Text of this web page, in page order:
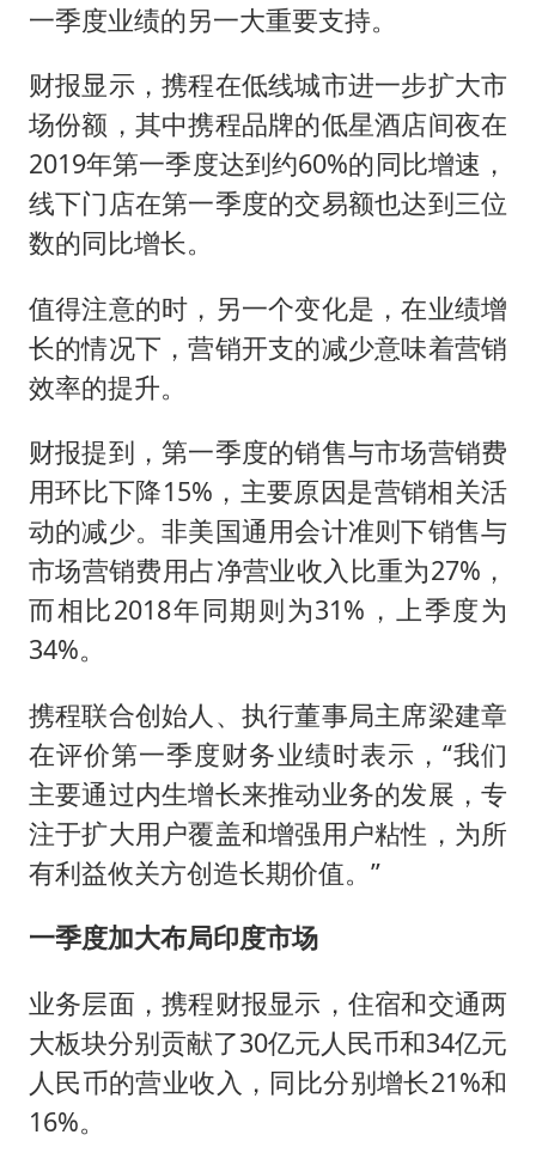
一季度业绩的另一大重要支持。
财报显示，携程在低线城市进一步扩大市
场份额，其中携程品牌的低星酒店间夜在
2019年第一季度达到约60%的同比增速，
线下门店在第一季度的交易额也达到三位
数的同比增长。
值得注意的时，另一个变化是，在业绩增
长的情况下，营销开支的减少意味着营销
效率的提升。
财报提到，第一季度的销售与市场营销费
用环比下降15%，主要原因是营销相关活
动的减少。非美国通用会计准则下销售与
市场营销费用占净营业收入比重为27%，
而相比2018年同期则为31%，上季度为
34%。
携程联合创始人、执行董事局主席梁建章
在评价第一季度财务业绩时表示，“我们
主要通过内生增长来推动业务的发展，专
注于扩大用户覆盖和增强用户粘性，为所
有利益攸关方创造长期价值。”
一季度加大布局印度市场
业务层面，携程财报显示，住宿和交通两
大板块分别贡献了30亿元人民币和34亿元
人民币的营业收入，同比分别增长21%和
16%。